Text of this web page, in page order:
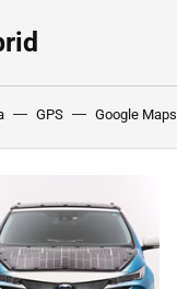
GPS Google Maps